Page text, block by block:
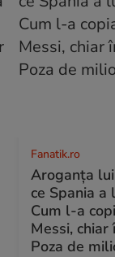
Fanatik.ro
Aroganța
ce Spania a
Cum l-a
Messi,
Poza de